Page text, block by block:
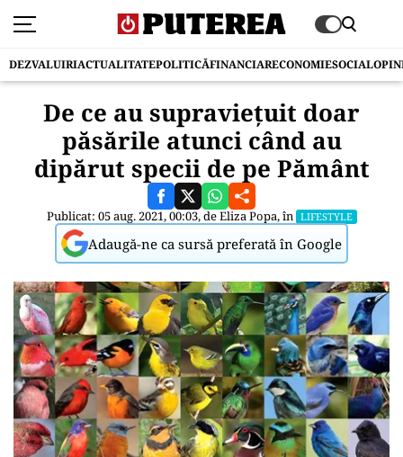
DEZVALUIRIACTUALITATEPOLITICĂFINANCIARECONOMIESOCIAL
De ce au supraviețuit doar
păsările atunci când au
dipărut specii de pe Pământ
Publicat: 05 aug. 2021, 00:03, deEliza Popa, în LIFESTYLE
Adaugă-ne ca sursă preferată în Google